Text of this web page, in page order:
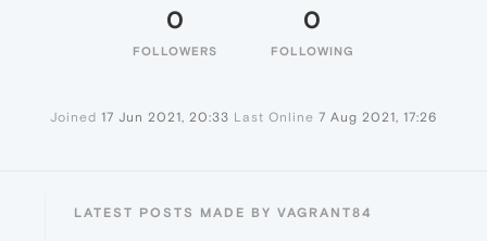
0
FOLLOWERS
0
FOLLOWING
Joined 17 Jun 2021, 20:33 Last Online 7 Aug 2021, 17:26
LATEST POSTS MADE BY VAGRANT84